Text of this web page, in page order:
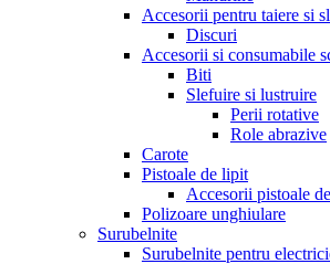
Accesorii pentru taiere si
Discuri
Accesorii si consumabile
Biti
Slefuire si lustruire
Perii rotative
Role abrazive
Carote
Pistoale de lipit
Accesorii pistoale
Polizoare unghiulare
Surubelnite
Surubelnite pentru